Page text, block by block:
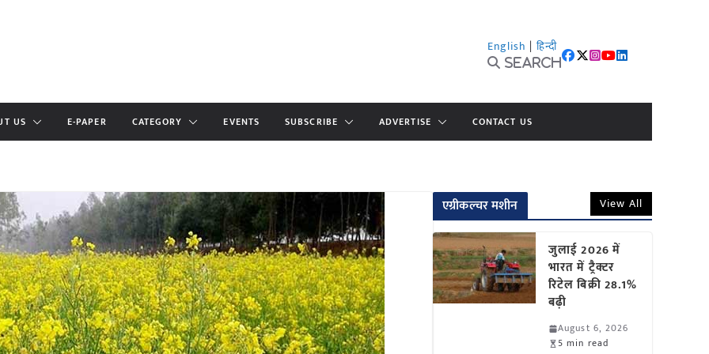
English | हिन्दी
Search
US E-PAPER CATEGORY EVENTS SUBSCRIBE ADVERTISE CONTACT US
एग्रीकल्चर मशीन View All
जुलाई 2026 में
भारत में ट्रैक्टर
रिटेल बिक्री 28.1%
बढ़ी
August 6, 2026
5 min read